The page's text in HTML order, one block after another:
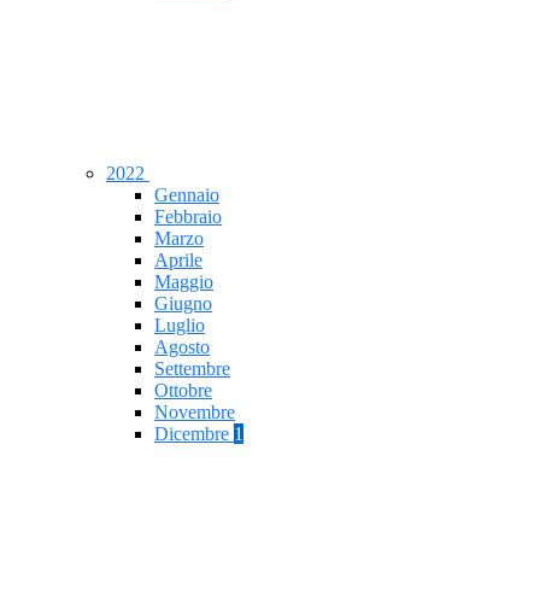
2022
Gennaio
Febbraio
Marzo
Aprile
Maggio
Giugno
Luglio
Agosto
Settembre
Ottobre
Novembre
Dicembre 1